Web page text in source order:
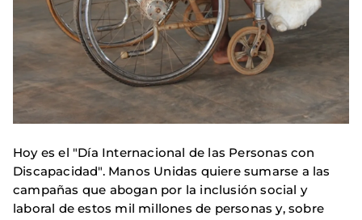
Hoy es el "Día Internacional de las Personas con
Discapacidad". Manos Unidas quiere sumarse a las
campañas que abogan por la inclusión social y
laboral de estos mil millones de personas y, sobre